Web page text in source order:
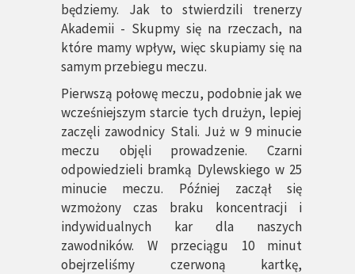
będziemy. Jak to stwierdzili trenerzy
Akademii - Skupmy się na rzeczach, na
które mamy wpływ, więc skupiamy się na
samym przebiegu meczu.
Pierwszą połowę meczu, podobnie jak we
wcześniejszym starcie tych drużyn, lepiej
zaczęli zawodnicy Stali. Już w 9 minucie
meczu objęli prowadzenie. Czarni
odpowiedzieli bramką Dylewskiego w 25
minucie meczu. Później zaczął się
wzmożony czas braku koncentracji i
indywidualnych kar dla naszych
zawodników. W przeciągu 10 minut
obejrzeliśmy czerwoną kartkę,